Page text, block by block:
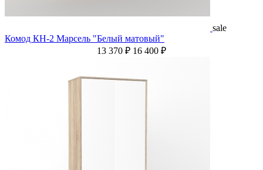
sale
Комод КН-2 Марсель "Белый матовый"
13 370 ₽ 16 400 ₽